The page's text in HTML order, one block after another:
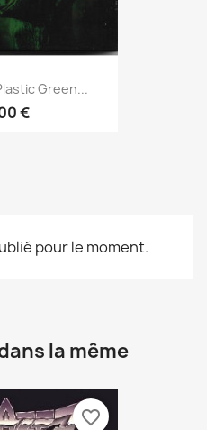
Green...
€
pour le moment.
la même
favorite_border